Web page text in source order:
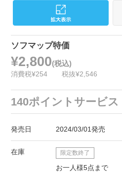
ソフマップ特価
¥2,800(税込)
消費税¥254 税抜¥2,546
140ポイントサービス
発売日 2024/03/01発売
在庫 限定数終了
お一人様5点まで